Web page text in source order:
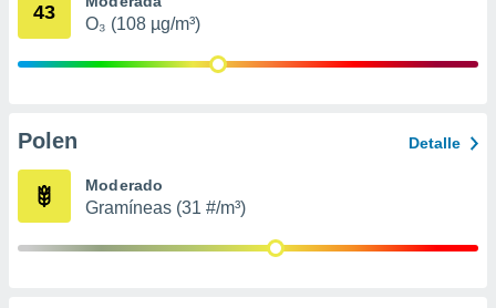
publicidad
de
43
O₃ (108 µg/m³)
Polen Detalle
Moderado
Gramíneas (31 #/m³)